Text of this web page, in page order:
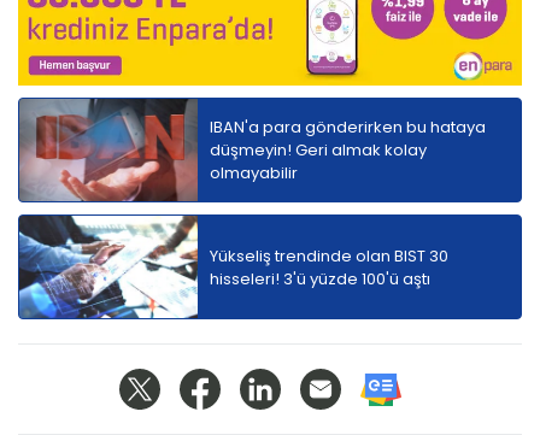
IBAN'a para gönderirken bu hataya
düşmeyin! Geri almak kolay
olmayabilir
Yükseliş trendinde olan BIST 30
hisseleri! 3'ü yüzde 100'ü aştı